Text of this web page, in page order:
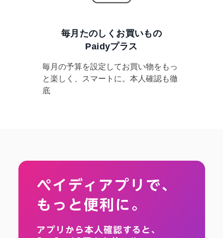
毎月たのしくお買いもの
Paidyプラス
毎月の予算を設定してお買い物をもっ
と楽しく、スマートに。本人確認も徹
底